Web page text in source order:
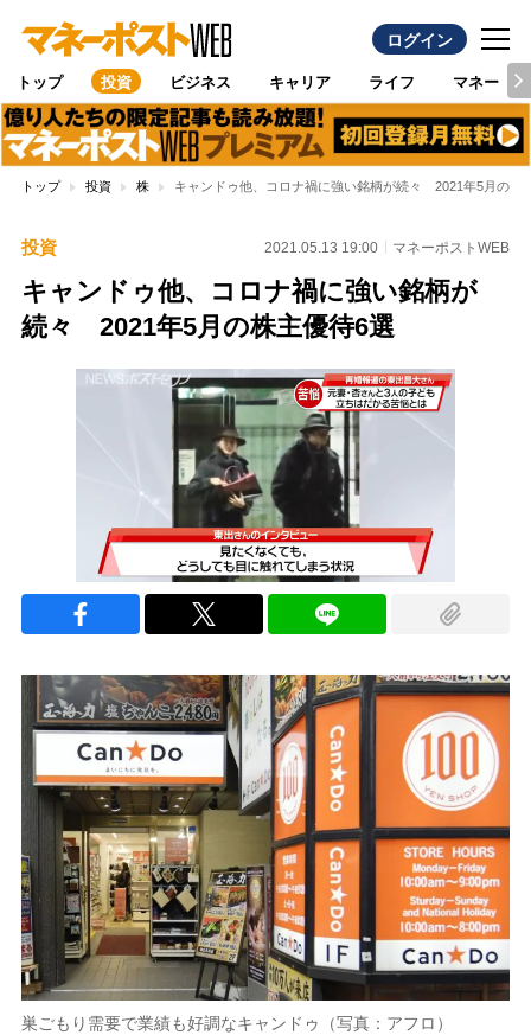
ログイン
トップ 投資 ビジネス キャリア ライフ マネー
トップ 投資 株 キャンドゥ他、コロナ禍に強い銘柄が続々 2021年5月の株
投資 2021.05.13 19:00 マネーポストWEB
キャンドゥ他、コロナ禍に強い銘柄が
続々 2021年5月の株主優待6選
巣ごもり需要で業績も好調なキャンドゥ（写真：アフロ）